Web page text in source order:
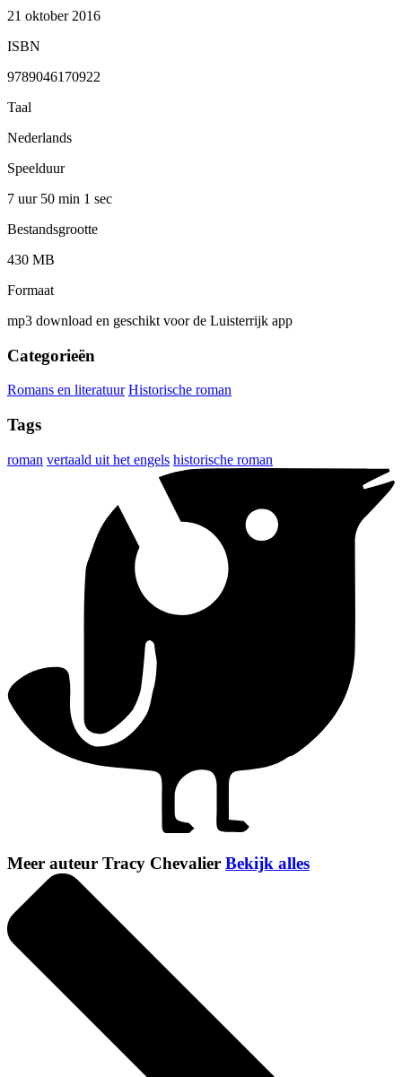
21 oktober 2016
ISBN
9789046170922
Taal
Nederlands
Speelduur
7 uur 50 min 1 sec
Bestandsgrootte
430 MB
Formaat
mp3 download en geschikt voor de Luisterrijk app
Categorieën
Romans en literatuur Historische roman
Tags
roman vertaald uit het engels historische roman
Meer auteur Tracy Chevalier Bekijk alles